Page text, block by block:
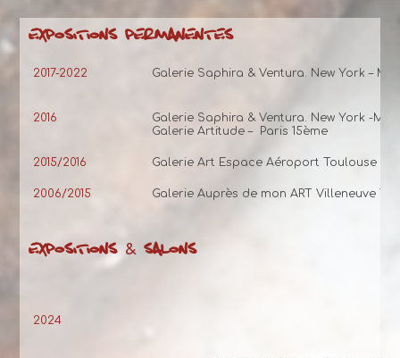
EXPOSITIONS PERMANENTES
2017-2022 Galerie Saphira & Ventura. New York –
2016
Galerie Saphira & Ventura. New York -
Galerie Artitude – Paris 15ème
2015/2016 Galerie Art Espace Aéroport Toulouse
2006/2015 Galerie Auprès de mon ART Villeneuve
EXPOSITIONS & SALONS
2024